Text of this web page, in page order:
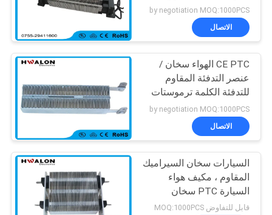
التلقائي
by negotiation MOQ:1000PCS
الاتصال
CE PTC الهواء سخان /
عنصر التدفئة المقاوم
للتدفئة الكلمة ترموستات
by negotiation MOQ:1000PCS
الاتصال
السيارات سخان السيراميك
المقاوم ، مكيف هواء
السيارة PTC سخان
كهربائي
قابل للتفاوض MOQ:1000PCS